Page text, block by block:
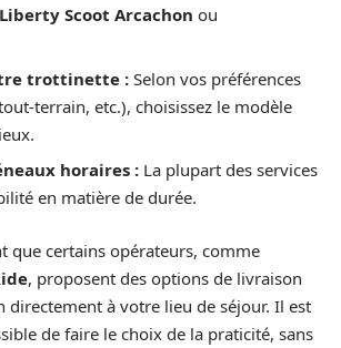
Liberty Scoot Arcachon ou
trottinette :Selon vos préférences
terrain, etc.), choisissez le modèle
horaires : La plupart des services
en matière de durée.
que certains opérateurs, comme
, proposent des options de livraison
directement à votre lieu de séjour. Il est
de faire le choix de la praticité, sans